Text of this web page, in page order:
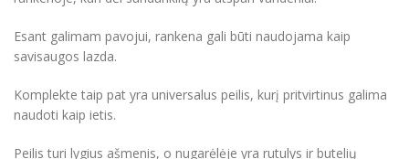
Esant galimam pavojui, rankena gali būti naudojama kaip
savisaugos lazda.
Komplekte taip pat yra universalus peilis, kurį pritvirtinus galima
naudoti kaip ietis.
Peilis turi lygius ašmenis, o nugarėlėje yra rutulys ir butelių